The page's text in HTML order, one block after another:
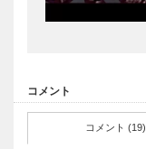
コメント
コメント (19)